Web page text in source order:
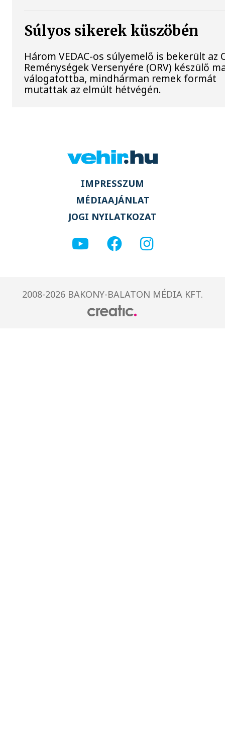
Súlyos sikerek küszöbén
Három VEDAC-os súlyemelő is bekerült az
Reménységek Versenyére (ORV) készülő
válogatottba, mindhárman remek formát
mutattak az elmúlt hétvégén.
IMPRESSZUM
MÉDIAAJÁNLAT
JOGI NYILATKOZAT
2008-2026 BAKONY-BALATON MÉDIA KFT.